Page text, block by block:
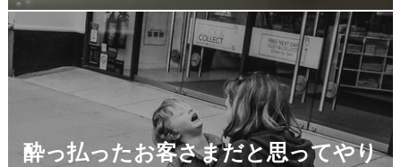
酔っ払ったお客さまだと思ってやり